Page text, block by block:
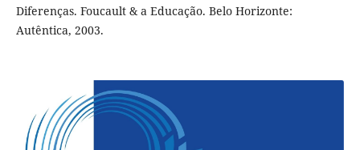
Diferenças. Foucault & a Educação. Belo Horizonte:
Autêntica, 2003.